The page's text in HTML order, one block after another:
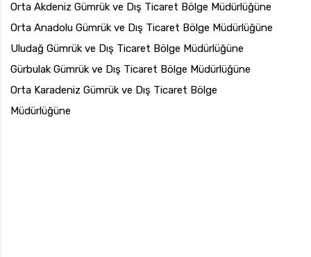
Orta Akdeniz Gümrük ve Dış Ticaret Bölge Müdürlüğüne
Orta Anadolu Gümrük ve Dış Ticaret Bölge Müdürlüğüne
Uludağ Gümrük ve Dış Ticaret Bölge Müdürlüğüne
Gürbulak Gümrük ve Dış Ticaret Bölge Müdürlüğüne
Orta Karadeniz Gümrük ve Dış Ticaret Bölge
Müdürlüğüne